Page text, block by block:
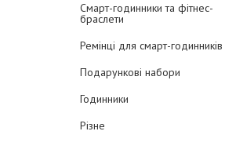
Смарт-годинники та фітнес-
браслети
Ремінці для смарт-годинників
Подарункові набори
Годинники
Різне